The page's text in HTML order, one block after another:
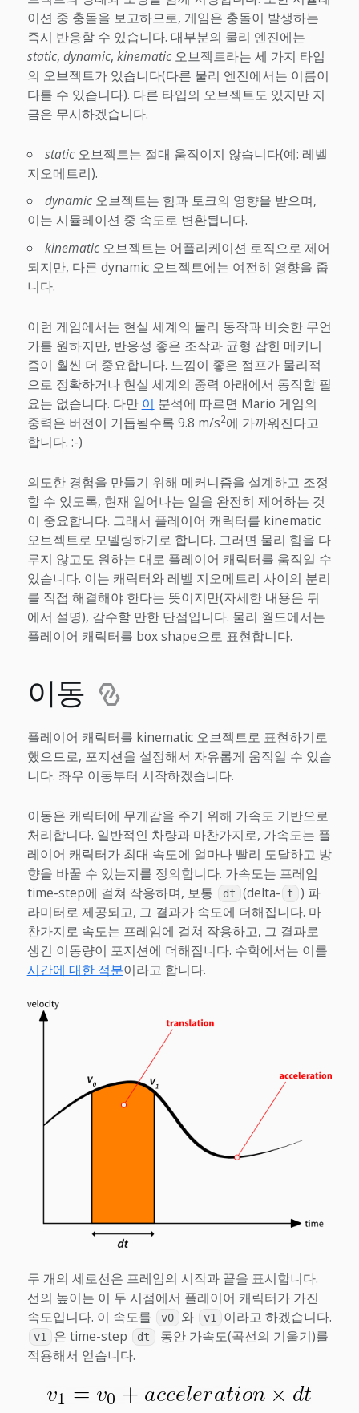
이션 중 충돌을 보고하므로, 게임은 충돌이 발생하는
즉시 반응할 수 있습니다. 대부분의 물리 엔진에는
static, dynamic, kinematic오브젝트라는 세 가지 타입
의 오브젝트가 있습니다(다른 물리 엔진에서는 이름이
다를 수 있습니다). 다른 타입의 오브젝트도 있지만 지
금은 무시하겠습니다.
static 오브젝트는 절대 움직이지 않습니다(예: 레벨
지오메트리).
dynamic 오브젝트는 힘과 토크의 영향을 받으며,
이는 시뮬레이션 중 속도로 변환됩니다.
kinematic 오브젝트는 어플리케이션 로직으로 제어
되지만, 다른 dynamic 오브젝트에는 여전히 영향을 줍
니다.
이런 게임에서는 현실 세계의 물리 동작과 비슷한 무언
가를 원하지만, 반응성 좋은 조작과 균형 잡힌 메커니
즘이 훨씬 더 중요합니다. 느낌이 좋은 점프가 물리적
으로 정확하거나 현실 세계의 중력 아래에서 동작할 필
요는 없습니다. 다만 이 분석에 따르면 Mario 게임의
중력은 버전이 거듭될수록 9.8 m/s2에 가까워진다고
합니다. :-)
의도한 경험을 만들기 위해 메커니즘을 설계하고 조정
할 수 있도록, 현재 일어나는 일을 완전히 제어하는 것
이 중요합니다. 그래서 플레이어 캐릭터를 kinematic
오브젝트로 모델링하기로 합니다. 그러면 물리 힘을 다
루지 않고도 원하는 대로 플레이어 캐릭터를 움직일 수
있습니다. 이는 캐릭터와 레벨 지오메트리 사이의 분리
를 직접 해결해야 한다는 뜻이지만(자세한 내용은 뒤
에서 설명), 감수할 만한 단점입니다. 물리 월드에서는
플레이어 캐릭터를 box shape으로 표현합니다.
이동
플레이어 캐릭터를 kinematic 오브젝트로 표현하기로
했으므로, 포지션을 설정해서 자유롭게 움직일 수 있습
니다. 좌우 이동부터 시작하겠습니다.
이동은 캐릭터에 무게감을 주기 위해 가속도 기반으로
처리합니다. 일반적인 차량과 마찬가지로, 가속도는 플
레이어 캐릭터가 최대 속도에 얼마나 빨리 도달하고 방
향을 바꿀 수 있는지를 정의합니다. 가속도는 프레임
time-step에 걸쳐 작용하며, 보통
dt (delta- t
) 파
라미터로 제공되고, 그 결과가 속도에 더해집니다. 마
찬가지로 속도는 프레임에 걸쳐 작용하고, 그 결과로
생긴 이동량이 포지션에 더해집니다. 수학에서는 이를
시간에 대한 적분이라고 합니다.
두 개의 세로선은 프레임의 시작과 끝을 표시합니다.
선의 높이는 이 두 시점에서 플레이어 캐릭터가 가진
속도입니다. 이 속도를
v0 와 v1 이라고 하겠습니다.
v1 은 time-step dt
동안 가속도(곡선의 기울기)를
적용해서 얻습니다.